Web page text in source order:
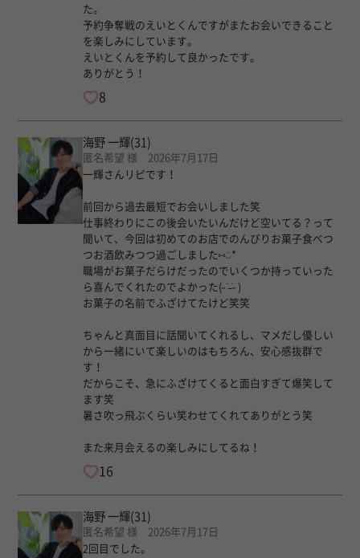
た。
予約争奪戦のえいとくんですがまたお会いできること
を楽しみにしています。
えいとくんを予約して良かったです。
ありがとう！
8
海野 一輝(31)
匿名希望 様 2026年7月17日
一輝さんリピです！
前回から過去最短でお会いしました笑
仕事終わりにこの後会いたいんだけど空いてる？って
聞いて、今回は初めてのお店でのんびりお菓子食べつ
つお酒飲みつつ過ごしました⑅◡̈*
職場がお菓子だらけだったのでいくつか持っていった
ら喜んでくれたのでよかった(˶ ̇ ̵ ̇˶ )
お菓子の名前でふざけてたけど笑笑
ちゃんと真面目に話聞いてくれるし、マメだし優しい
から一緒にいて楽しいのはもちろん、安心感抜群で
す！
だからこそ、急にふざけてくると面白すぎて爆笑して
ます笑
暑さ吹っ飛ぶくらい笑わせてくれてありがとう笑
また来月会えるの楽しみにしてるね！
16
海野 一輝(31)
匿名希望 様 2026年7月17日
2回目でした。